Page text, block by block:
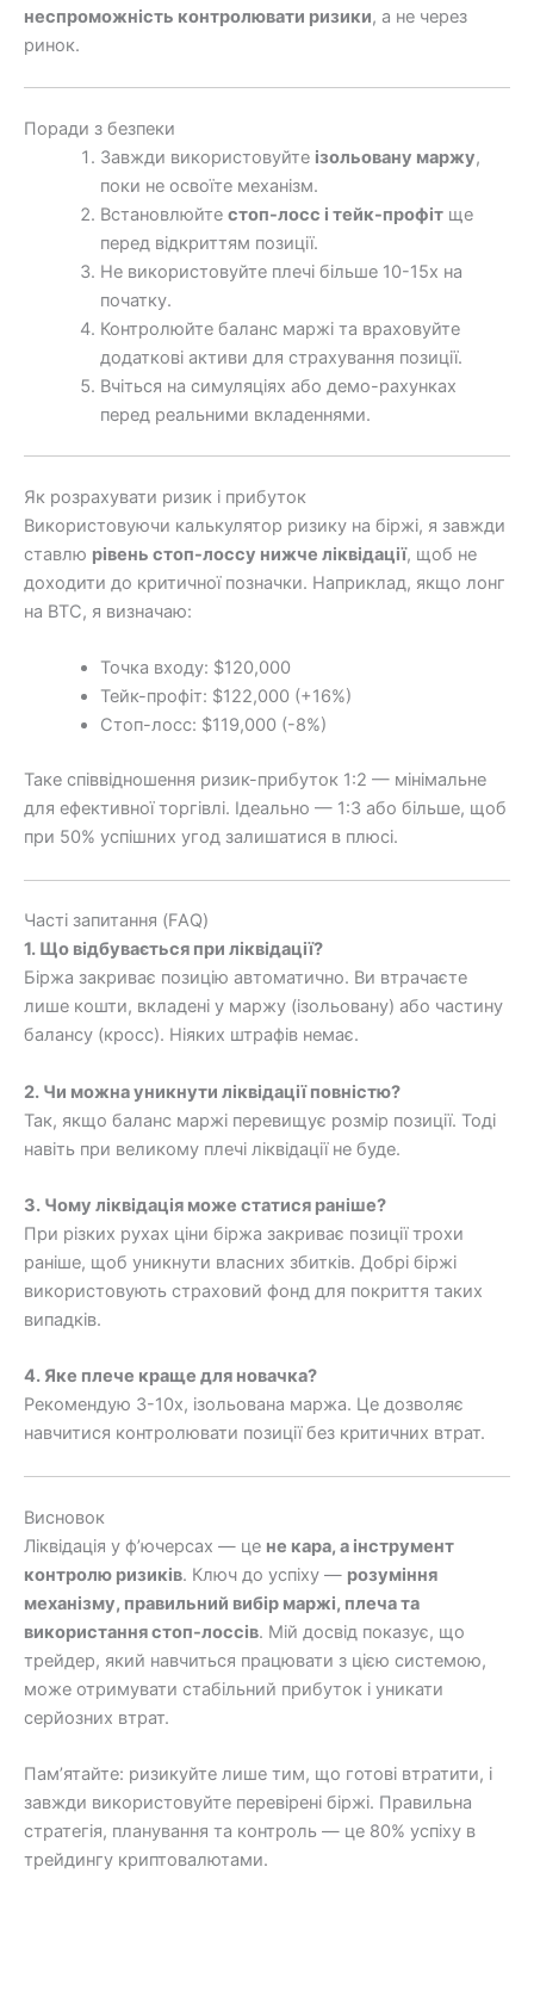
неспроможність контролювати ризики, а не через
ринок.
Поради з безпеки
Завжди використовуйте ізольовану маржу,
поки не освоїте механізм.
Встановлюйте стоп-лосс і тейк-профітще
перед відкриттям позиції.
Не використовуйте плечі більше 10-15х на
початку.
Контролюйте баланс маржі та враховуйте
додаткові активи для страхування позиції.
Вчіться на симуляціях або демо-рахунках
перед реальними вкладеннями.
Як розрахувати ризик і прибуток
Використовуючи калькулятор ризику на біржі, я завжди
ставлю рівень стоп-лоссу нижче ліквідації, щоб не
доходити до критичної позначки. Наприклад, якщо лонг
на BTC, я визначаю:
Точка входу: $120,000
Тейк-профіт: $122,000 (+16%)
Стоп-лосс: $119,000 (-8%)
Таке співвідношення ризик-прибуток 1:2 — мінімальне
для ефективної торгівлі. Ідеально — 1:3 або більше, щоб
при 50% успішних угод залишатися в плюсі.
Часті запитання (FAQ)
1. Що відбувається при ліквідації?
Біржа закриває позицію автоматично. Ви втрачаєте
лише кошти, вкладені у маржу (ізольовану) або частину
балансу (кросс). Ніяких штрафів немає.
2. Чи можна уникнути ліквідації повністю?
Так, якщо баланс маржі перевищує розмір позиції. Тоді
навіть при великому плечі ліквідації не буде.
3. Чому ліквідація може статися раніше?
При різких рухах ціни біржа закриває позиції трохи
раніше, щоб уникнути власних збитків. Добрі біржі
використовують страховий фонд для покриття таких
випадків.
4. Яке плече краще для новачка?
Рекомендую 3-10х, ізольована маржа. Це дозволяє
навчитися контролювати позиції без критичних втрат.
Висновок
Ліквідація у ф’ючерсах — це не кара, а інструмент
контролю ризиків. Ключ до успіху — розуміння
механізму, правильний вибір маржі, плеча та
використання стоп-лоссів. Мій досвід показує, що
трейдер, який навчиться працювати з цією системою,
може отримувати стабільний прибуток і уникати
серйозних втрат.
Пам’ятайте: ризикуйте лише тим, що готові втратити, і
завжди використовуйте перевірені біржі. Правильна
стратегія, планування та контроль — це 80% успіху в
трейдингу криптовалютами.